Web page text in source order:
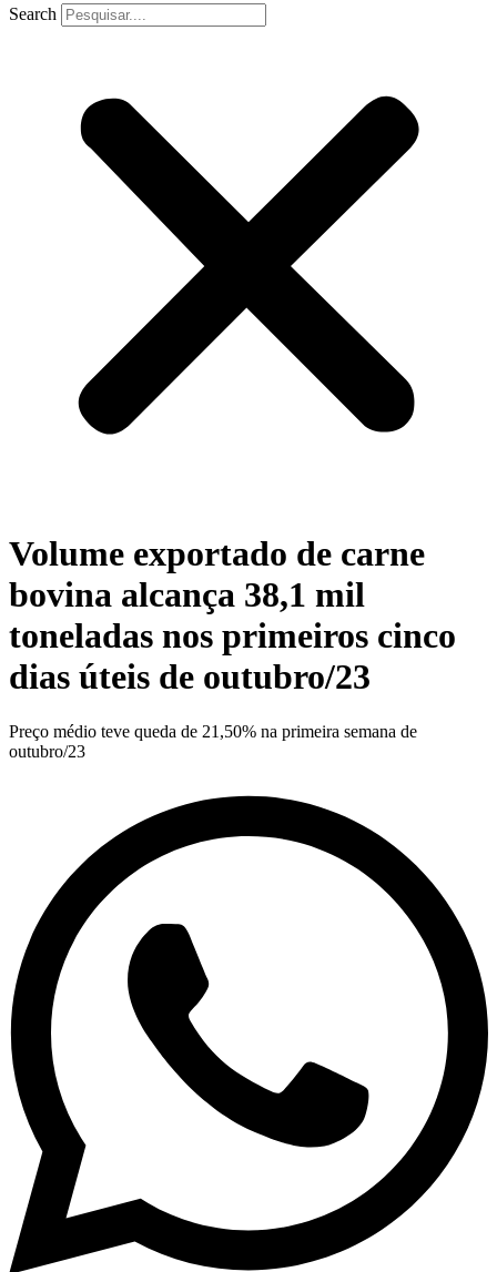
Search
Volume exportado de carne
bovina alcança 38,1 mil
toneladas nos primeiros cinco
dias úteis de outubro/23
Preço médio teve queda de 21,50% na primeira semana de
outubro/23